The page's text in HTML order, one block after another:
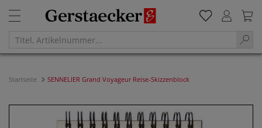
Startseite SENNELIER Grand Voyageur Reise-Skizzenblock